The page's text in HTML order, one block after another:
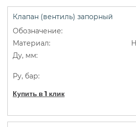
15с65п 15с68нж pn25
ДУ50
Фланцевые
Клапан (вентиль) запорный
Купить в 1 клик